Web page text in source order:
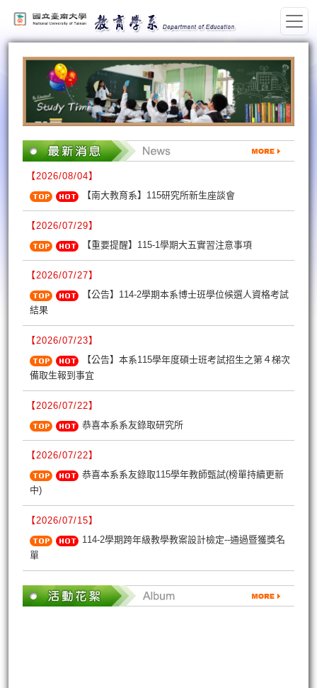
【2026/08/04】
【南大教育系】115研究所新生座談會
【2026/07/29】
【重要提醒】115-1學期大五實習注意事項
【2026/07/27】
【公告】114-2學期本系博士班學位候選人資格考試
結果
【2026/07/23】
【公告】本系115學年度碩士班考試招生之第４梯次
備取生報到事宜
【2026/07/22】
恭喜本系系友錄取研究所
【2026/07/22】
恭喜本系系友錄取115學年教師甄試(榜單持續更新
中)
【2026/07/15】
114-2學期跨年級教學教案設計檢定--通過暨獲獎名
單